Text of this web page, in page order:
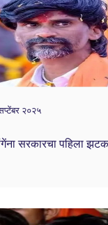
२०२५
सरकारचा पहिला